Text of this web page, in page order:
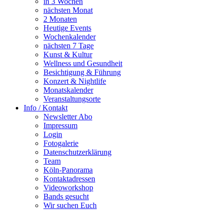
nächsten Monat
2 Monaten
Heutige Events
Wochenkalender
nächsten 7 Tage
Kunst & Kultur
Wellness und Gesundheit
Besichtigung & Führung
Konzert & Nightlife
Monatskalender
Veranstaltungsorte
Info / Kontakt
Newsletter Abo
Impressum
Login
Fotogalerie
Datenschutzerklärung
Team
Köln-Panorama
Kontaktadressen
Videoworkshop
Bands gesucht
Wir suchen Euch